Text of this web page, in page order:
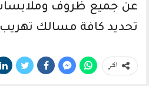
عن جميع ظروف
تحديد كافة مسالك
انشر